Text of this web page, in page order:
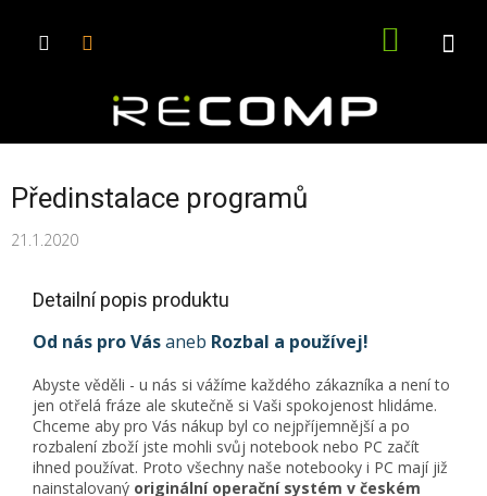
obsah
Předinstalace programů
21.1.2020
Detailní popis produktu
Od nás pro Vásaneb Rozbal a používej!
Abyste věděli - u nás si vážíme každého zákazníka a není to
jen otřelá fráze ale skutečně si Vaši spokojenost hlidáme.
Chceme aby pro Vás nákup byl co nejpříjemnější a po
rozbalení zboží jste mohli svůj notebook nebo PC začít
ihned používat. Proto všechny naše notebooky i PC mají již
nainstalovaný originální operační systém v českém